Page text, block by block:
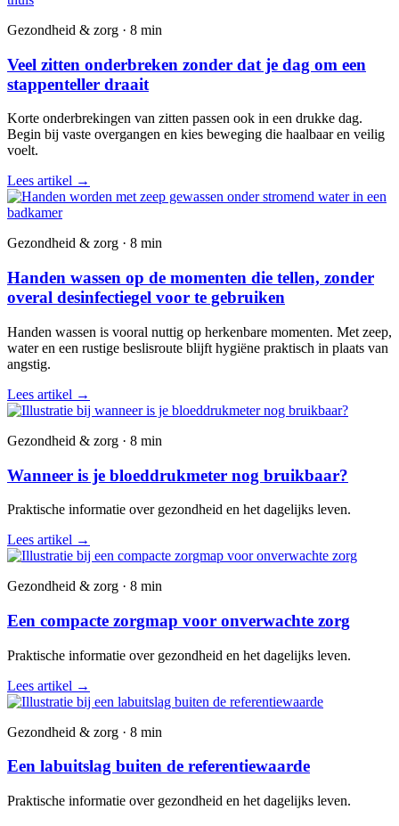
Gezondheid & zorg · 8 min
Veel zitten onderbreken zonder dat je dag om een
stappenteller draait
Korte onderbrekingen van zitten passen ook in een drukke dag.
Begin bij vaste overgangen en kies beweging die haalbaar en veilig
voelt.
Lees artikel →
Gezondheid & zorg · 8 min
Handen wassen op de momenten die tellen, zonder
overal desinfectiegel voor te gebruiken
Handen wassen is vooral nuttig op herkenbare momenten. Met zeep,
water en een rustige beslisroute blijft hygiëne praktisch in plaats van
angstig.
Lees artikel →
Gezondheid & zorg · 8 min
Wanneer is je bloeddrukmeter nog bruikbaar?
Praktische informatie over gezondheid en het dagelijks leven.
Lees artikel →
Gezondheid & zorg · 8 min
Een compacte zorgmap voor onverwachte zorg
Praktische informatie over gezondheid en het dagelijks leven.
Lees artikel →
Gezondheid & zorg · 8 min
Een labuitslag buiten de referentiewaarde
Praktische informatie over gezondheid en het dagelijks leven.